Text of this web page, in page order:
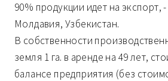
90% продукции идет на экспорт,
Молдавия, Узбекистан.
В собственности
земля 1 га. в аренде на 49 лет,
балансе предприятия (без